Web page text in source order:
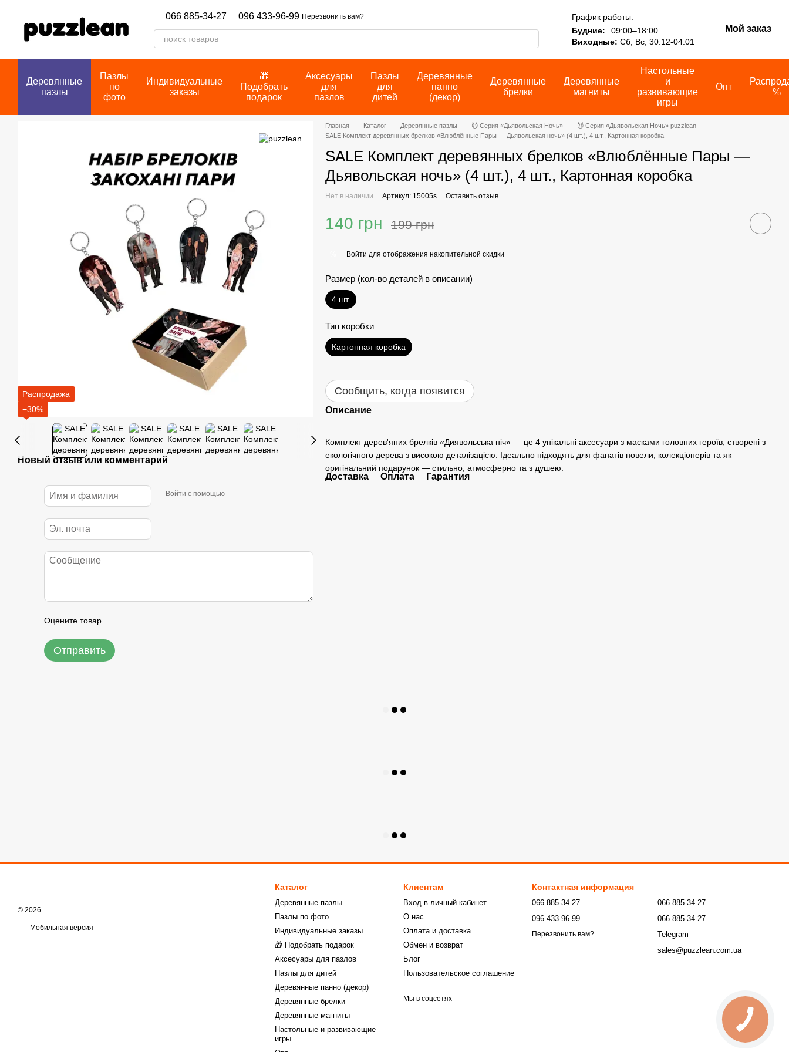
066 885-34-27 096 433-96-99 Перезвонить вам?
График работы:
Будние:
09:00–18:00
Виходные: Сб, Вс, 30.12-04.01
Мой заказ
Деревянные
пазлы
Пазлы
по
фото
Индивидуальные
заказы
🎁
Подобрать
подарок
Аксесуары
для
пазлов
Пазлы
для
дитей
Деревянные
панно
(декор)
Деревянные
брелки
Деревянные
магниты
Настольные
и
развивающие
игры
Опт
%
Распродажа
−30%
Новый отзыв или комментарий
Войти с помощью
Оцените товар
Отправить
Главная Каталог Деревянные пазлы 😈 Серия «Дьявольская Ночь»
😈 Серия «Дьявольская Ночь» puzzlean
SALE Комплект деревянных брелков «Влюблённые Пары — Дьявольская ночь» (4 шт.), 4 шт., Картонная коробка
SALE Комплект деревянных брелков «Влюблённые Пары —
Дьявольская ночь» (4 шт.), 4 шт., Картонная коробка
Нет в наличии Артикул: 15005s Оставить отзыв
140 грн 199 грн
Войти для отображения накопительной скидки
Размер (кол-во деталей в описании)
4 шт.
Тип коробки
Картонная коробка
Сообщить, когда появится
Описание
Комплект дерев'яних брелків «Диявольська ніч» — це 4 унікальні аксесуари з масками головних героїв, створені з
екологічного дерева з високою деталізацією. Ідеально підходять для фанатів новели, колекціонерів та як
оригінальний подарунок — стильно, атмосферно та з душею.
Доставка Оплата Гарантия
© 2026
Мобильная версия
Каталог
Деревянные пазлы
Пазлы по фото
Индивидуальные заказы
🎁 Подобрать подарок
Аксесуары для пазлов
Пазлы для дитей
Деревянные панно (декор)
Деревянные брелки
Деревянные магниты
Настольные и развивающие
игры
Клиентам
Вход в личный кабинет
О нас
Оплата и доставка
Обмен и возврат
Блог
Пользовательское соглашение
Мы в соцсетях
Контактная информация
066 885-34-27
096 433-96-99
Перезвонить вам?
066 885-34-27
066 885-34-27
Telegram
sales@puzzlean.com.ua